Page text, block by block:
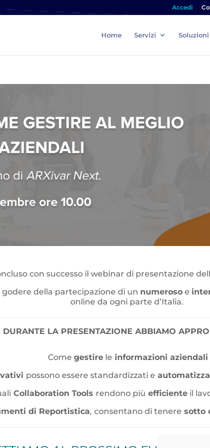
Accedi
Home Servizi Soluzioni
con successo il webinar di presentazione
della partecipazione di un numerosoe
online da ogni parte d’Italia.
DURANTE LA PRESENTAZIONE ABBIAMO
Come gestire le informazioni aziendali
possono essere standardizzati e
Collaboration Tools rendono più efficienteil
di Reportistica, consentano di tenere sotto